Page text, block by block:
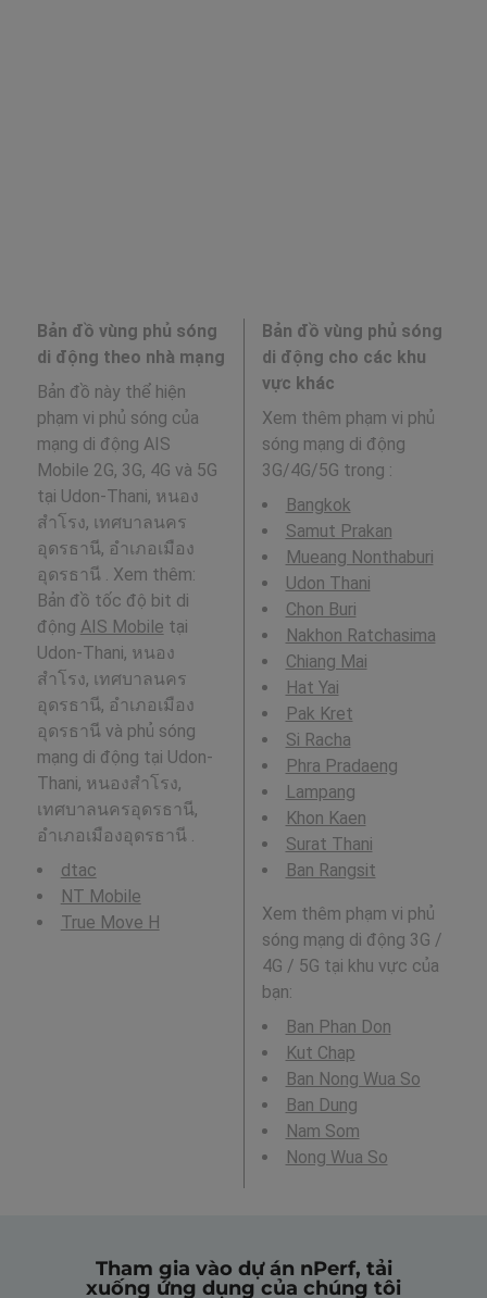
Bản đồ vùng phủ sóng
di động theo nhà mạng
Bản đồ này thể hiện
phạm vi phủ sóng của
mạng di động AIS
Mobile 2G, 3G, 4G và 5G
tại Udon-Thani, หนอง
สำโรง, เทศบาลนคร
อุดรธานี, อำเภอเมือง
อุดรธานี . Xem thêm:
Bản đồ tốc độ bit di
động AIS Mobile tại
Udon-Thani, หนอง
สำโรง, เทศบาลนคร
อุดรธานี, อำเภอเมือง
อุดรธานี và phủ sóng
mạng di động tại Udon-
Thani, หนองสำโรง,
เทศบาลนครอุดรธานี,
อำเภอเมืองอุดรธานี .
dtac
NT Mobile
True Move H
Bản đồ vùng phủ sóng
di động cho các khu
vực khác
Xem thêm phạm vi phủ
sóng mạng di động
3G/4G/5G trong :
Bangkok
Samut Prakan
Mueang Nonthaburi
Udon Thani
Chon Buri
Nakhon Ratchasima
Chiang Mai
Hat Yai
Pak Kret
Si Racha
Phra Pradaeng
Lampang
Khon Kaen
Surat Thani
Ban Rangsit
Xem thêm phạm vi phủ
sóng mạng di động 3G /
4G / 5G tại khu vực của
bạn:
Ban Phan Don
Kut Chap
Ban Nong Wua So
Ban Dung
Nam Som
Nong Wua So
Tham gia vào dự án nPerf, tải
xuống ứng dụng của chúng tôi